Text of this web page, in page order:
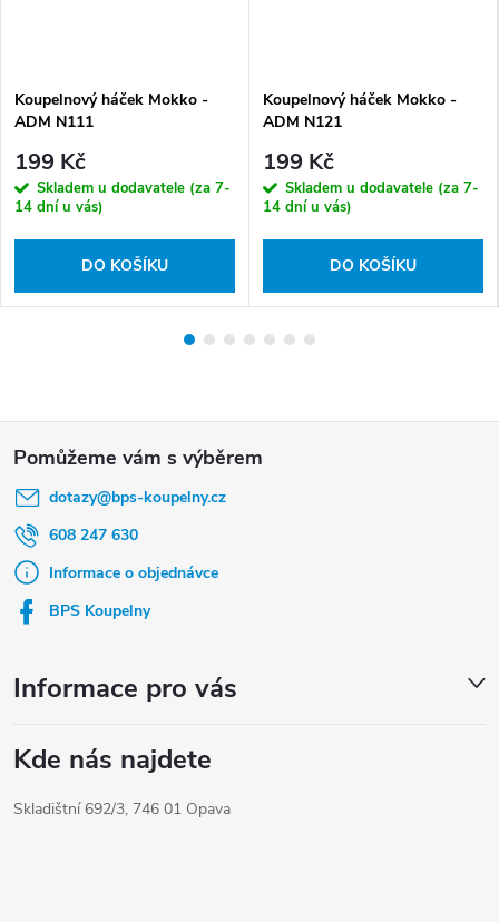
Koupelnový háček Mokko -
ADM N111
199 Kč
Skladem u dodavatele (za 7-
14 dní u vás)
DO KOŠÍKU
Koupelnový háček Mokko -
ADM N121
199 Kč
Skladem u dodavatele (za 7-
14 dní u vás)
DO KOŠÍKU
dotazy@bps-koupelny.cz
608 247 630
Informace o objednávce
BPS Koupelny
Informace pro vás
Kde nás najdete
Skladištní 692/3, 746 01 Opava